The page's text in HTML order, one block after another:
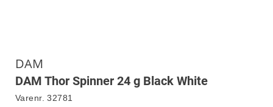
DAM
DAM Thor Spinner 24 g Black White
Varenr. 32781